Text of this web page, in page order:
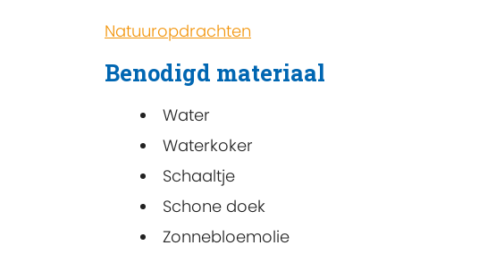
Natuuropdrachten
Benodigd materiaal
Water
Waterkoker
Schaaltje
Schone doek
Zonnebloemolie